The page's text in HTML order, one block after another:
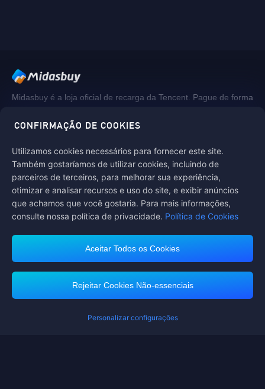
CONFIRMAÇÃO DE COOKIES
Utilizamos cookies necessários para fornecer este site.
Também gostaríamos de utilizar cookies, incluindo de
parceiros de terceiros, para melhorar sua experiência,
otimizar e analisar recursos e uso do site, e exibir anúncios
que achamos que você gostaria. Para mais informações,
consulte nossa política de privacidade. Política de Cookies
Aceitar Todos os Cookies
Rejeitar Cookies Não-essenciais
Personalizar configurações
Midasbuy é a loja oficial de recarga da Tencent. Pague de forma
Midasbuy Suporta Métodos de Pagamento
Se você precisar de ajuda, entre em contato conosco clicando em
"Atendimento ao Cliente" para falar conosco.
Atendimento ao Cliente